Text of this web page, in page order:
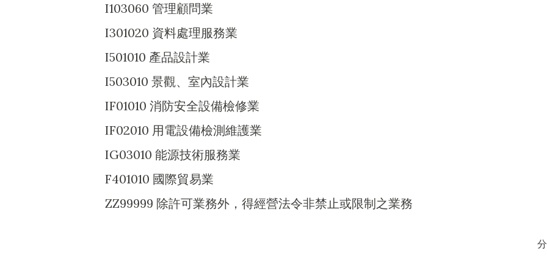
I103060 管理顧問業
I301020 資料處理服務業
I501010 產品設計業
I503010 景觀、室內設計業
IF01010 消防安全設備檢修業
IF02010 用電設備檢測維護業
IG03010 能源技術服務業
F401010 國際貿易業
ZZ99999 除許可業務外，得經營法令非禁止或限制之業務